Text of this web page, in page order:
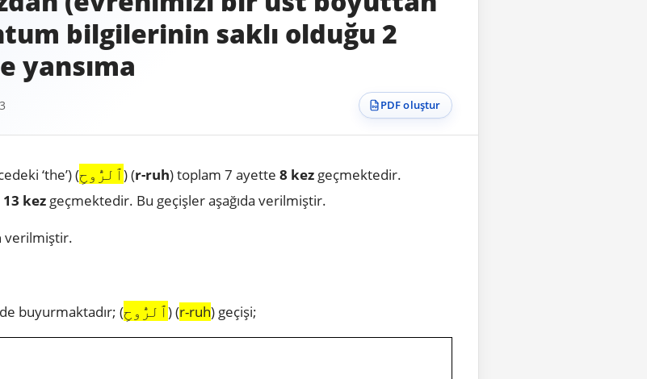
bilgilerinin saklı olduğu 2
yansıma
PDF oluştur
‘the’) (ٱلرُّوحِ) (r-ruh) toplam 7 ayette 8 kez geçmektedir.
13 kez geçmektedir. Bu geçişler aşağıda verilmiştir.
verilmiştir.
buyurmaktadır; (ٱلرُّوحِ) (r-ruh) geçişi;